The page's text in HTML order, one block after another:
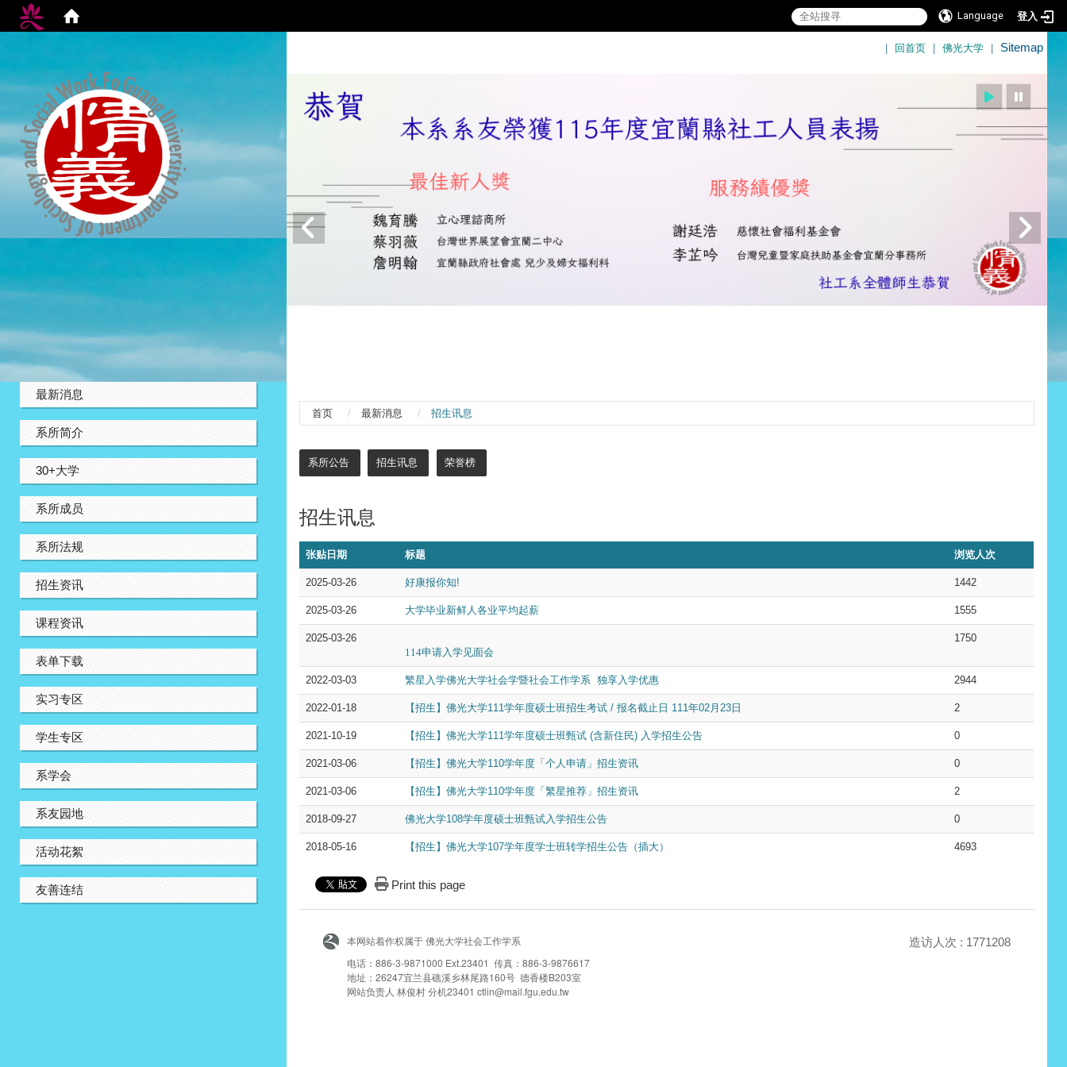
Language 登入
| 回首页 | 佛光大学 | Sitemap
最新消息
系所简介
30+大学
系所成员
系所法规
招生资讯
课程资讯
表单下载
实习专区
学生专区
系学会
系友园地
活动花絮
友善连结
首页 最新消息 招生讯息
系所公告 招生讯息 荣誉榜
招生讯息
张贴日期 标题 浏览人次
2025-03-26 好康报你知! 1442
2025-03-26 大学毕业新鲜人各业平均起薪 1555
2025-03-26
114申请入学见面会
1750
2022-03-03 繁星入学佛光大学社会学暨社会工作学系 独享入学优惠 2944
2022-01-18 【招生】佛光大学111学年度硕士班招生考试 / 报名截止日 111年02月23日 2
2021-10-19 【招生】佛光大学111学年度硕士班甄试 (含新住民) 入学招生公告 0
2021-03-06 【招生】佛光大学110学年度 「个人申请」招生资讯 0
2021-03-06 【招生】佛光大学110学年度 「繁星推荐」招生资讯 2
2018-09-27 佛光大学108学年度硕士班甄试入学招生公告 0
2018-05-16 【招生】佛光大学107学年度学士班转学招生公告（插大） 4693
Print this page
本网站着作权属于 佛光大学社会工作学系
电话：886-3-9871000 Ext.23401 传真：886-3-9876617
地址：26247宜兰县礁溪乡林尾路160号 德香楼B203室
网站负责人 林俊村 分机23401 ctlin@mail.fgu.edu.tw
造访人次 : 1771208